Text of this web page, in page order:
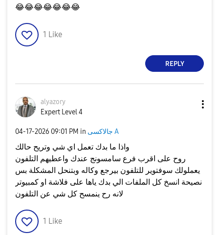
😂😂😂😂😂😂😂
1 Like
REPLY
alyazory
Expert Level 4
‎04-17-2026 09:01 PM in جالاكسى A
واذا ما بدك تعمل اي شي وتريح حالك
روح على اقرب فرع سامسونج عندك واعطيهم التلفون
يعملولك سوفتوير للتلفون بيرجع وكاله وبتنحل المشكلة بس
نصيحة انسخ كل الملفات الي بدك ياها على فلاشة او كمبيوتر
لانه رح ينمسح كل شي عن التلفون
1 Like